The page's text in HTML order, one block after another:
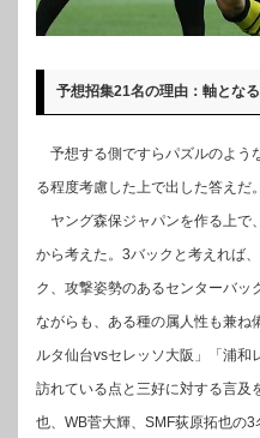
予想招集21名の理由：軸とな
予想する側ですらパズルのよう
る程度考慮した上で出した答えだ。
ヤング森保ジャパンを作る上で
から考えた。3バックと考えれば
ク、攻撃姿勢のあるセンターバッ
ながらも、ある種の属人性も兼ね
ルタ仙台vsセレッソ大阪」「浦和
訪れている点と三好に対する言及
也、WB菅大輝、SMF荻原拓也の